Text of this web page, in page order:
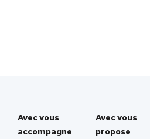
Avec vous
accompagne
Avec vous
propose